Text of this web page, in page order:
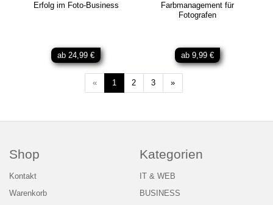
Erfolg im Foto-Business
ab 24,99 €
Farbmanagement für
Fotografen
ab 9,99 €
« 1 2 3 »Weiter
Shop
Kontakt
Warenkorb
Kategorien
IT & WEB
BUSINESS